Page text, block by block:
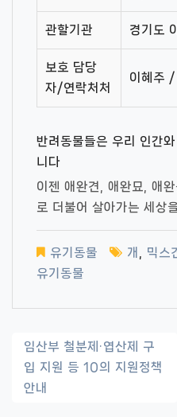
관할기관 경기도
보호 담당
자/연락처처
이혜주 /
반려동물들은 우리 인간
니다
이젠 애완견, 애완묘, 애
로 더불어 살아가는 세상
유기동물 개 믹스
유기동물
글
내
임산부 철분제·엽산제 구
입 지원 등 10의 지원정책
안내